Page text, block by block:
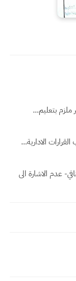
ملزم بتعليم...
الادارية...
عدم الاشارة الى